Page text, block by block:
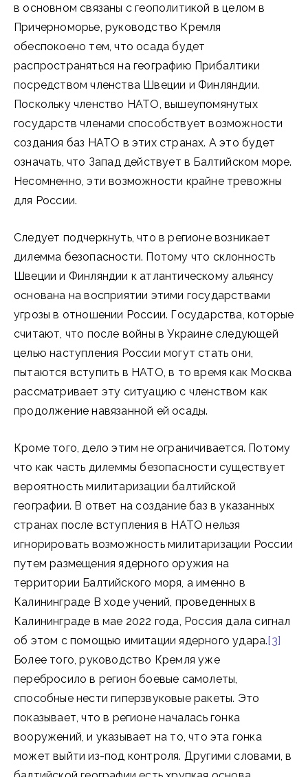
в основном связаны с геополитикой в целом в
Причерноморье, руководство Кремля
обеспокоено тем, что осада будет
распространяться на географию Прибалтики
посредством членства Швеции и Финляндии.
Поскольку членство НАТО, вышеупомянутых
государств членами способствует возможности
создания баз НАТО в этих странах. А это будет
означать, что Запад действует в Балтийском море.
Несомненно, эти возможности крайне тревожны
для России.
Следует подчеркнуть, что в регионе возникает
дилемма безопасности. Потому что склонность
Швеции и Финляндии к атлантическому альянсу
основана на восприятии этими государствами
угрозы в отношении России. Государства, которые
считают, что после войны в Украине следующей
целью наступления России могут стать они,
пытаются вступить в НАТО, в то время как Москва
рассматривает эту ситуацию с членством как
продолжение навязанной ей осады.
Кроме того, дело этим не ограничивается. Потому
что как часть дилеммы безопасности существует
вероятность милитаризации балтийской
географии. В ответ на создание баз в указанных
странах после вступления в НАТО нельзя
игнорировать возможность милитаризации России
путем размещения ядерного оружия на
территории Балтийского моря, а именно в
Калининграде В ходе учений, проведенных в
Калининграде в мае 2022 года, Россия дала сигнал
об этом с помощью имитации ядерного удара.[3]
Более того, руководство Кремля уже
перебросило в регион боевые самолеты,
способные нести гиперзвуковые ракеты. Это
показывает, что в регионе началась гонка
вооружений, и указывает на то, что эта гонка
может выйти из-под контроля. Другими словами, в